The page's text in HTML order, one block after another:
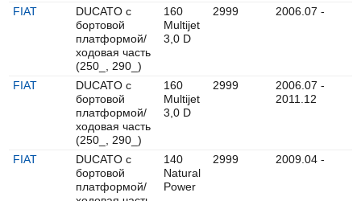
FIAT
DUCATO c
бортовой
платформой/
ходовая часть
(250_, 290_)
160
Multijet
3,0 D
2999 2006.07 -
FIAT
DUCATO c
бортовой
платформой/
ходовая часть
(250_, 290_)
160
Multijet
3,0 D
2999
2006.07 -
2011.12
FIAT
DUCATO c
бортовой
платформой/
140
Natural
Power
2999 2009.04 -